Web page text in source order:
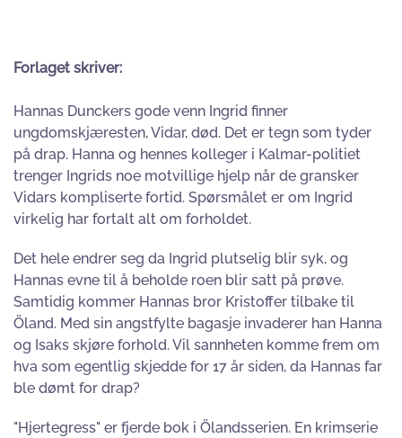
Forlaget skriver:
Hannas Dunckers gode venn Ingrid finner
ungdomskjæresten, Vidar, død. Det er tegn som tyder
på drap. Hanna og hennes kolleger i Kalmar-politiet
trenger Ingrids noe motvillige hjelp når de gransker
Vidars kompliserte fortid. Spørsmålet er om Ingrid
virkelig har fortalt alt om forholdet.
Det hele endrer seg da Ingrid plutselig blir syk, og
Hannas evne til å beholde roen blir satt på prøve.
Samtidig kommer Hannas bror Kristoffer tilbake til
Öland. Med sin angstfylte bagasje invaderer han Hanna
og Isaks skjøre forhold. Vil sannheten komme frem om
hva som egentlig skjedde for 17 år siden, da Hannas far
ble dømt for drap?
"Hjertegress" er fjerde bok i Ölandsserien. En krimserie